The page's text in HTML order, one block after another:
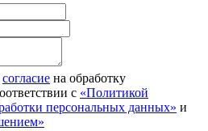
согласие на обработку
с «Политикой
персональных данных» и